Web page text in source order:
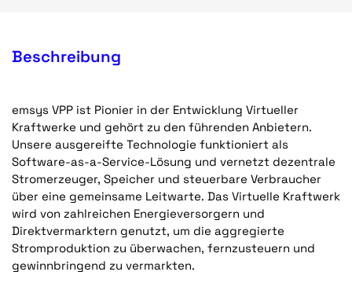
Beschreibung
emsys VPP ist Pionier in der Entwicklung Virtueller
Kraftwerke und gehört zu den führenden Anbietern.
Unsere ausgereifte Technologie funktioniert als
Software-as-a-Service-Lösung und vernetzt dezentrale
Stromerzeuger, Speicher und steuerbare Verbraucher
über eine gemeinsame Leitwarte. Das Virtuelle Kraftwerk
wird von zahlreichen Energieversorgern und
Direktvermarktern genutzt, um die aggregierte
Stromproduktion zu überwachen, fernzusteuern und
gewinnbringend zu vermarkten.